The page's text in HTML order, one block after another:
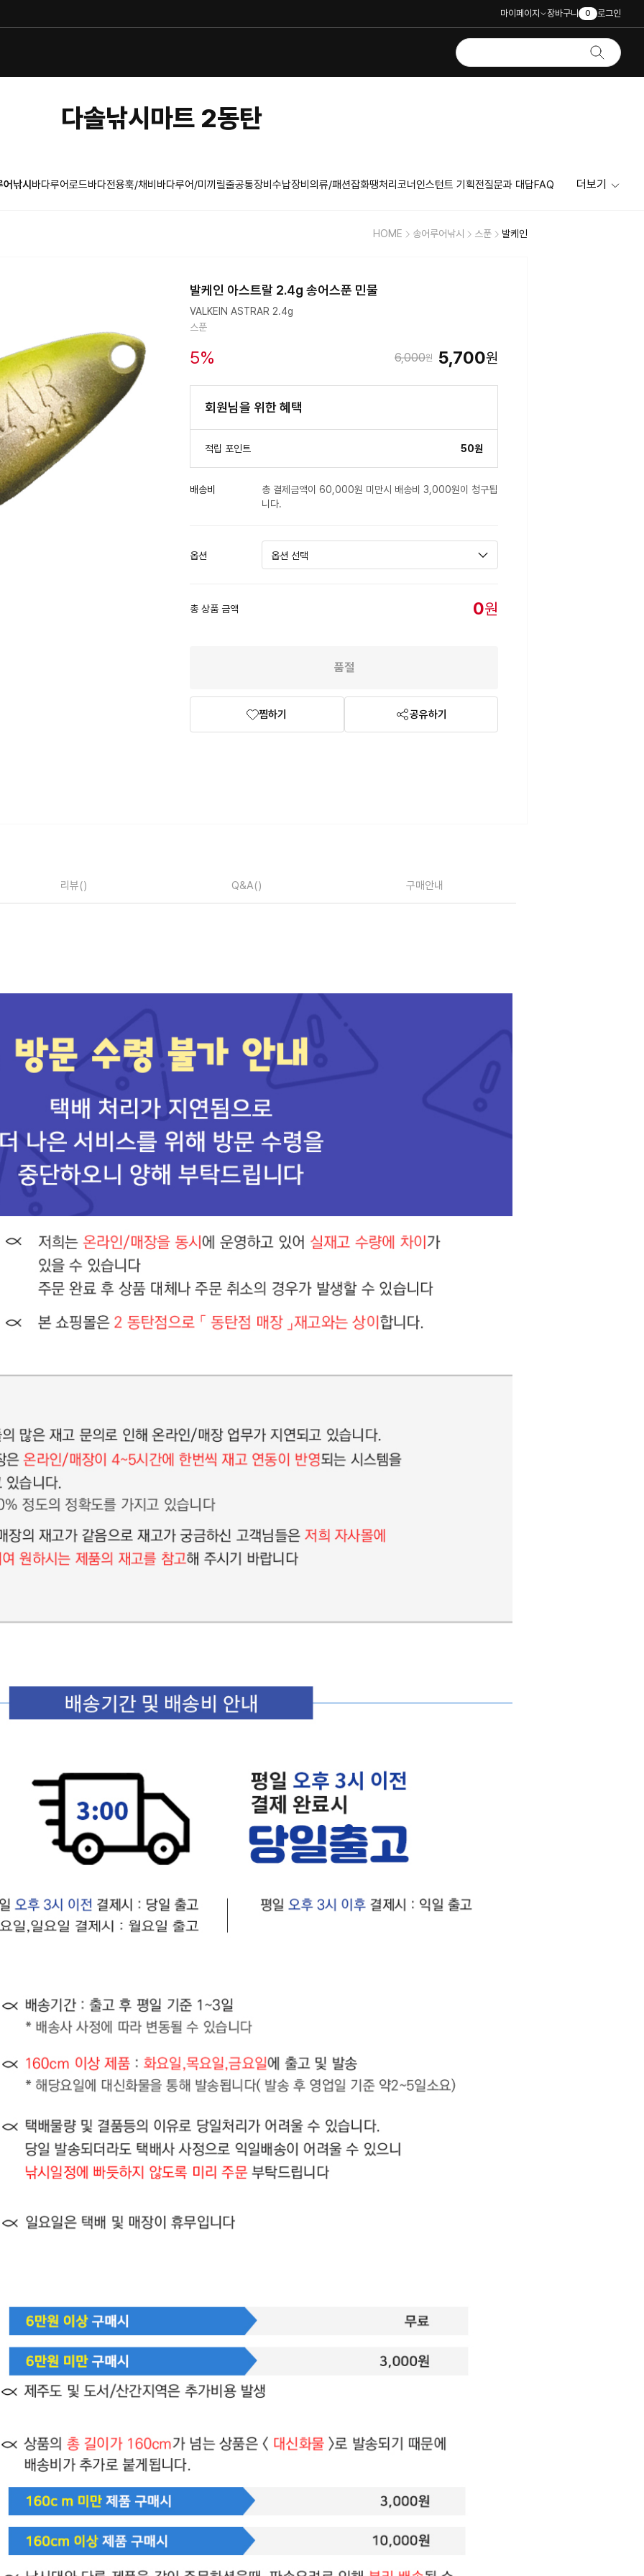
마이페이지 장바구니 0 로그인
다솔낚시마트 2동탄
낚시 바다루어로드바다전용훅/채비 바다루어/미끼 릴줄공통장비 수납장비 의류/패션잡화땡처리코너 인스턴트 기획전질문과 대답FAQ 더보기
HOME 송어루어낚시 스푼 발케인
발케인 아스트랄 2.4g 송어스푼 민물
VALKEIN ASTRAR 2.4g
스푼
5% 6,000원 5,700원
회원님을 위한 혜택
적립 포인트 50원
배송비
총 결제금액이 60,000원 미만시 배송비 3,000원이 청구됩
니다.
옵션
총 상품 금액 0원
품절
찜하기 공유하기
리뷰() Q&A() 구매안내